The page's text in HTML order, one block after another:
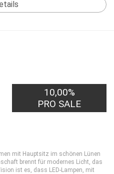
10,00%
PRO SALE
mit Hauptsitz im schönen Lünen
brennt für modernes Licht, das
ist es, dass LED-Lampen, mit